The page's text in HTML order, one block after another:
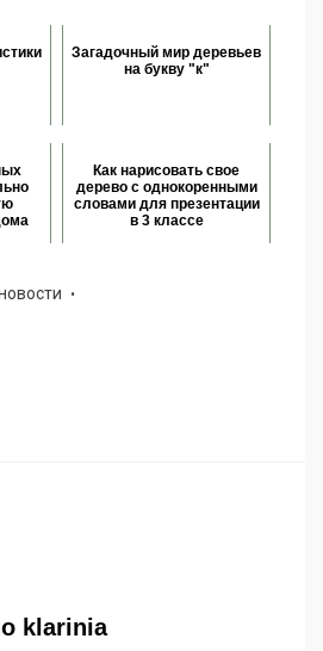
Загадочный мир деревьев
на букву "к"
Как нарисовать свое
дерево с однокоренными
словами для презентации
в 3 классе
klarinia